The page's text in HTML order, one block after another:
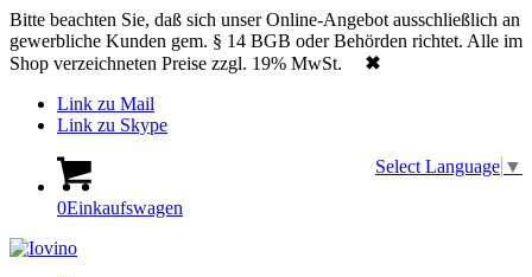
Bitte beachten Sie, daß sich unser Online-Angebot ausschließlich an
gewerbliche Kunden gem. § 14 BGB oder Behörden richtet. Alle im
Shop verzeichneten Preise zzgl. 19% MwSt.
✖
Link zu Mail
Link zu Skype
Select Language ▼
0Einkaufswagen